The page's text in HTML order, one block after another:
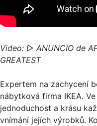
Video: ▷ ANUNCIO de
GREATEST
Expertem na zachycení
nábytková firma IKEA.
jednoduchost a krásu
vnímání jejích výrobků.